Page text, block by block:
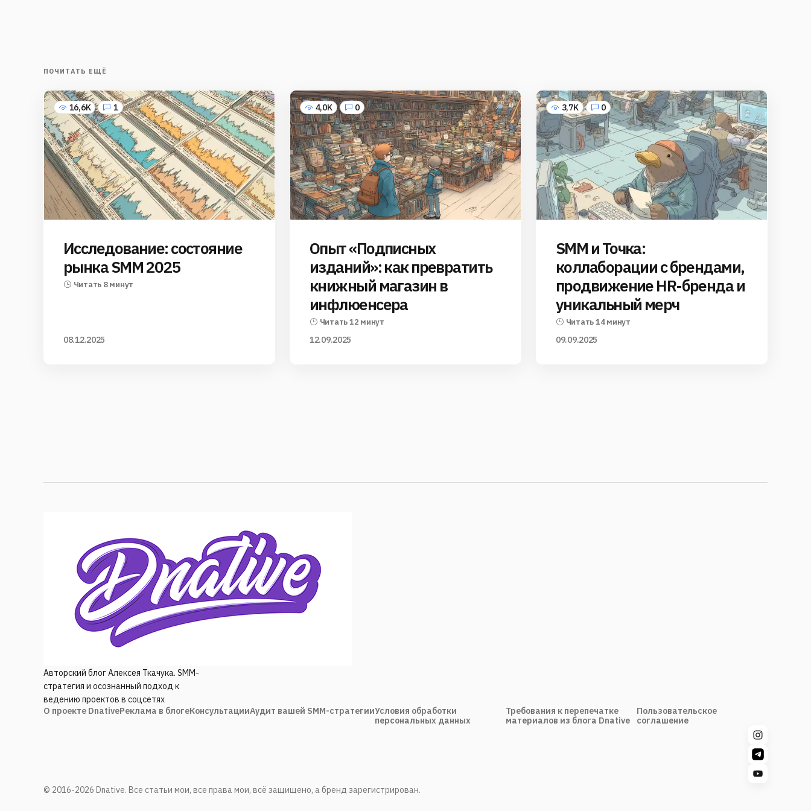
ПОЧИТАТЬ ЕЩЁ
16,6K 1
Исследование: состояние
рынка SMM 2025
Читать 8 минут
08.12.2025
4,0K 0
Опыт «Подписных
изданий»: как превратить
книжный магазин в
инфлюенсера
Читать 12 минут
12.09.2025
3,7K 0
SMM и Точка:
коллаборации с брендами,
продвижение HR-бренда и
уникальный мерч
Читать 14 минут
09.09.2025
Авторский блог Алексея Ткачука. SMM-
стратегия и осознанный подход к
ведению проектов в соцсетях
О проекте DnativeРеклама в блогеКонсультацииАудит вашей SMM-стратегииУсловия обработки
персональных данных
Требования к перепечатке
материалов из блога Dnative
Пользовательское
соглашение
© 2016-2026 Dnative. Все статьи мои, все права мои, всё защищено, а бренд зарегистрирован.